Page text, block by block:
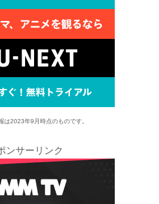
は2023年9月時点のものです。
ンサーリンク